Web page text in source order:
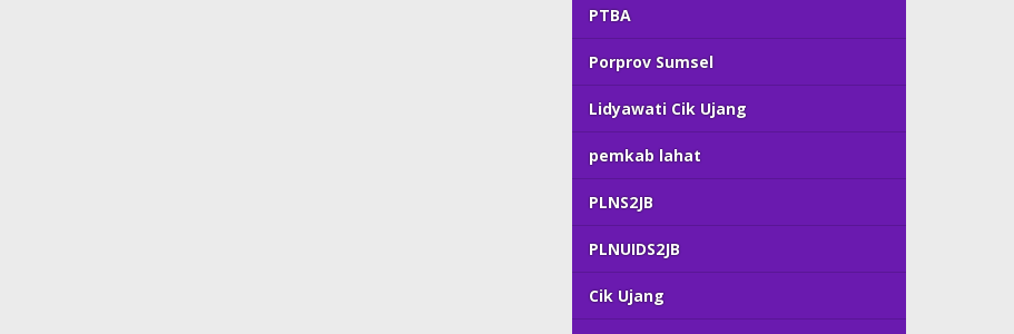
PTBA
Porprov Sumsel
Lidyawati Cik Ujang
pemkab lahat
PLNS2JB
PLNUIDS2JB
Cik Ujang